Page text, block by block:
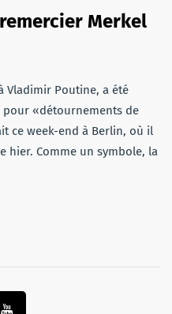
Merkel
Vladimir Poutine, a été
pour «détournements de
ce week-end à Berlin, où il
hier. Comme un symbole, la